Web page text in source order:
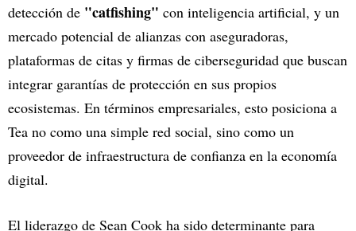
detección de "catfishing" con inteligencia artificial, y un
mercado potencial de alianzas con aseguradoras,
plataformas de citas y firmas de ciberseguridad que buscan
integrar garantías de protección en sus propios
ecosistemas. En términos empresariales, esto posiciona a
Tea no como una simple red social, sino como un
proveedor de infraestructura de confianza en la economía
digital.
El liderazgo de Sean Cook ha sido determinante para